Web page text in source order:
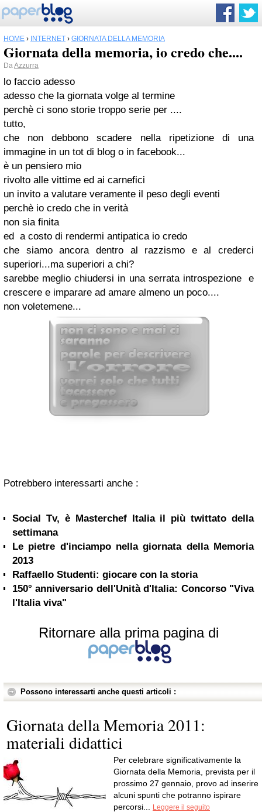
HOME › INTERNET › GIORNATA DELLA MEMORIA
Giornata della memoria, io credo che....
DaAzzurra
lo faccio adesso
adesso che la giornata volge al termine
perchè ci sono storie troppo serie per ....
tutto,
che non debbono scadere nella ripetizione di una
immagine in un tot di blog o in facebook...
è un pensiero mio
rivolto alle vittime ed ai carnefici
un invito a valutare veramente il peso degli eventi
perchè io credo che in verità
non sia finita
ed a costo di rendermi antipatica io credo
che siamo ancora dentro al razzismo e al crederci
superiori...ma superiori a chi?
sarebbe meglio chiudersi in una serrata introspezione e
crescere e imparare ad amare almeno un poco....
non voletemene...
Potrebbero interessarti anche :
Social Tv, è Masterchef Italia il più twittato della
settimana
Le pietre d'inciampo nella giornata della Memoria
2013
Raffaello Studenti: giocare con la storia
150° anniversario dell'Unità d'Italia: Concorso "Viva
l'Italia viva"
Ritornare alla prima pagina di
Possono interessarti anche questi articoli :
Giornata della Memoria 2011:
materiali didattici
Per celebrare significativamente la
Giornata della Memoria, prevista per il
prossimo 27 gennaio, provo ad inserire
alcuni spunti che potranno ispirare
percorsi...
Leggere il seguito